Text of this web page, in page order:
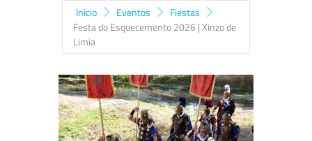
Inicio Eventos
Fiestas
Festa do Esquecemento 2026 | Xinzo de
Limia